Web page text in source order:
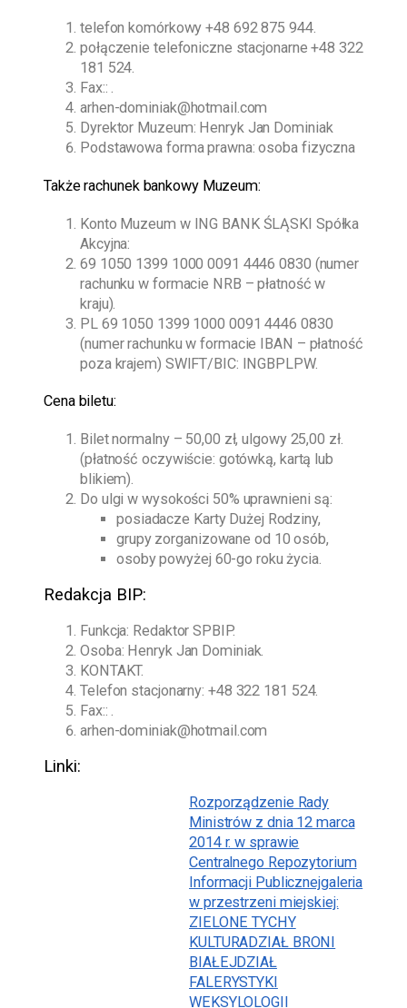
telefon komórkowy+48 692 875 944.
połączenie telefoniczne stacjonarne+48 322
181 524.
Fax:: .
arhen-dominiak@hotmail.com
Dyrektor Muzeum: Henryk Jan Dominiak
Podstawowa forma prawna: osoba fizyczna
Także rachunek bankowy Muzeum:
Konto Muzeum w ING BANK ŚLĄSKI Spółka
Akcyjna:
69 1050 1399 1000 0091 4446 0830 (numer
rachunku w formacie NRB – płatność w
kraju).
PL 69 1050 1399 1000 0091 4446 0830
(numer rachunku w formacie IBAN – płatność
poza krajem) SWIFT/BIC: INGBPLPW.
Cena biletu:
Bilet normalny – 50,00 zł, ulgowy 25,00 zł.
(płatność oczywiście: gotówką, kartą lub
blikiem).
Do ulgi w wysokości 50% uprawnieni są:
posiadacze Karty Dużej Rodziny,
grupy zorganizowane od 10 osób,
osoby powyżej 60-go roku życia.
Redakcja BIP:
Funkcja: Redaktor SPBIP.
Osoba: Henryk Jan Dominiak.
KONTAKT.
Telefon stacjonarny: +48 322 181 524.
Fax:: .
arhen-dominiak@hotmail.com
Linki:
Rozporządzenie Rady
Ministrów z dnia 12 marca
2014 r. w sprawie
Centralnego Repozytorium
Informacji Publicznejgaleria
w przestrzeni miejskiej:
ZIELONE TYCHY
KULTURADZIAŁ BRONI
BIAŁEJDZIAŁ
FALERYSTYKI
WEKSYLOLOGII